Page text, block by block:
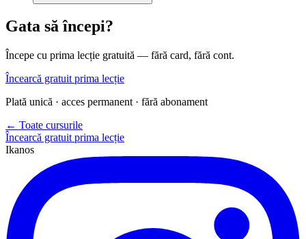
Gata să începi?
Începe cu prima lecție gratuită — fără card, fără cont.
Încearcă gratuit prima lecție
Plată unică · acces permanent · fără abonament
← Toate cursurile
Încearcă gratuit prima lecție
Ikanos